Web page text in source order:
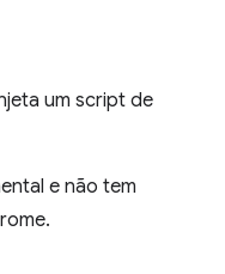
um script de
e não tem